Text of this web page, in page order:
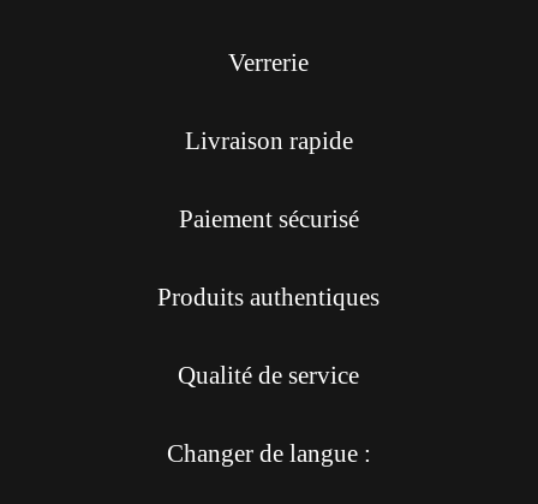
Verrerie
Livraison rapide
Paiement sécurisé
Produits authentiques
Qualité de service
Changer de langue :